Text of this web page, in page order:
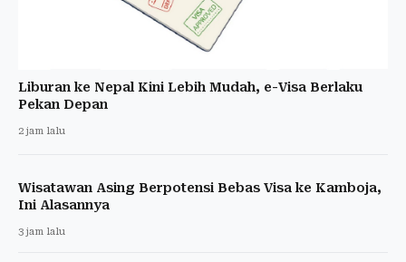
Liburan ke Nepal Kini Lebih Mudah, e-Visa Berlaku
Pekan Depan
2 jam lalu
Wisatawan Asing Berpotensi Bebas Visa ke Kamboja,
Ini Alasannya
3 jam lalu